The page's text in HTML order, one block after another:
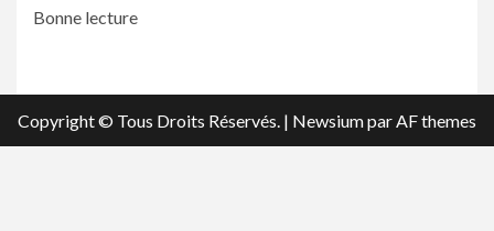
Bonne lecture
Copyright © Tous Droits Réservés. | Newsiumpar AF themes